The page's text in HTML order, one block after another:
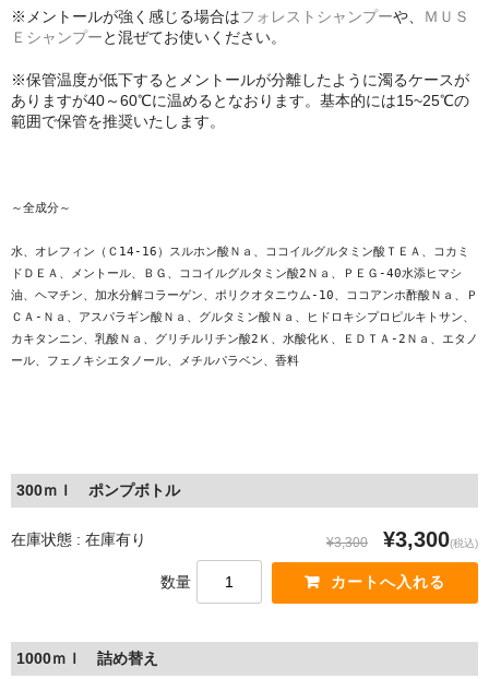
※メントールが強く感じる場合はフォレストシャンプーや、
ＭＵＳ
Ｅシャンプーと混ぜてお使いください。
※保管温度が低下するとメントールが分離したように濁るケースが
ありますが40～60℃に温めるとなおります。基本的には15~25℃の
範囲で保管を推奨いたします。
～全成分～
水、オレフィン（Ｃ14-16）スルホン酸Ｎａ、ココイルグルタミン酸ＴＥＡ、コカミ
ドＤＥＡ、メントール、ＢＧ、ココイルグルタミン酸2Ｎａ、ＰＥＧ-40水添ヒマシ
油、ヘマチン、加水分解コラーゲン、ポリクオタニウム-10、ココアンホ酢酸Ｎａ、Ｐ
ＣＡ-Ｎａ、アスパラギン酸Ｎａ、グルタミン酸Ｎａ、ヒドロキシプロピルキトサン、
カキタンニン、乳酸Ｎａ、グリチルリチン酸2Ｋ、水酸化Ｋ、ＥＤＴＡ-2Ｎａ、エタノ
ール、フェノキシエタノール、メチルパラベン、香料
300ｍｌ ポンプボトル
在庫状態 : 在庫有り ¥3,300 ¥3,300(税込)
数量
1000ｍｌ 詰め替え